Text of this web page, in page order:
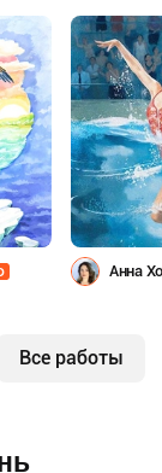
Анна
Все работы